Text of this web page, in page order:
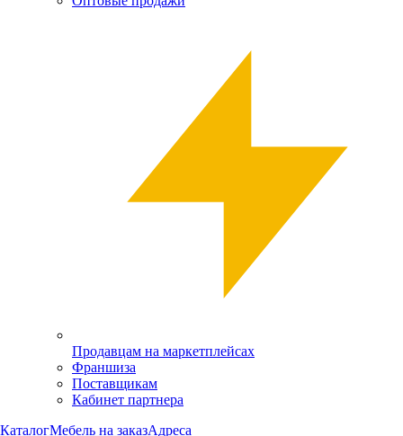
Продавцам на маркетплейсах
Франшиза
Поставщикам
Кабинет партнера
КаталогМебель на заказАдреса